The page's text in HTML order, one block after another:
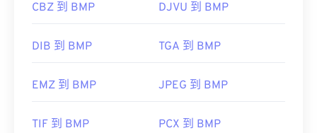
CBZ 到 BMP DJVU 到 BMP
DIB 到 BMP TGA 到 BMP
EMZ 到 BMP JPEG 到 BMP
TIF 到 BMP PCX 到 BMP